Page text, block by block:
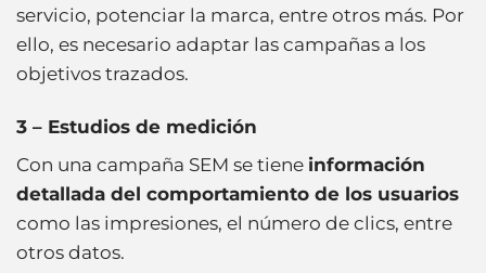
servicio, potenciar la marca, entre otros más. Por
ello, es necesario adaptar las campañas a los
objetivos trazados.
3 – Estudios de medición
Con una campaña SEM se tiene información
detallada del comportamiento de los usuarios
como las impresiones, el número de clics, entre
otros datos.